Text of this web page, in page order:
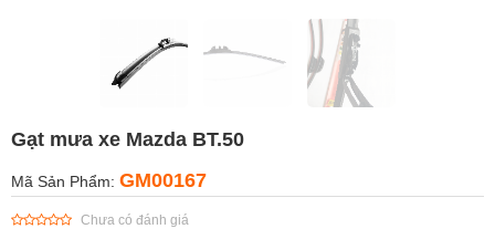
Gạt mưa xe Mazda BT.50
Mã Sản Phẩm: GM00167
Chưa có đánh giá